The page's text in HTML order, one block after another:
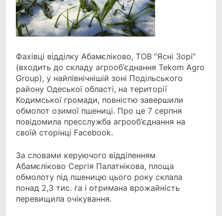
Фахівці відділку Абамєліково, ТОВ “Ясні Зорі”
(входить до складу агрооб’єднання Tekom Agro
Group), у найпівнічнішій зоні Подільського
району Одеської області, на території
Кодимської громади, повністю завершили
обмолот озимої пшениці. Про це 7 серпня
повідомила пресслужба агрооб’єднання на
своїй сторінці Facebook.
За словами керуючого відділенням
Абамєліково Сергія Палатнікова, площа
обмолоту під пшеницю цього року склала
понад 2,3 тис. га і отримана врожайність
перевищила очікування.